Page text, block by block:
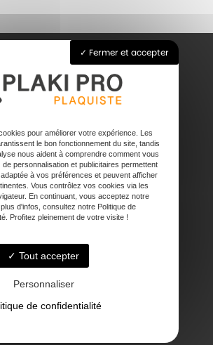
Accueil
Joints
Faux plafond
Contact
47000 Agen
Fermer et accepter
pour améliorer votre expérience. Les
le bon fonctionnement du site, tandis
nous aident à comprendre comment vous
personnalisation et publicitaires permettent
à vos préférences et peuvent afficher
Vous contrôlez vos cookies via les
En continuant, vous acceptez notre
d'infos, consultez notre Politique de
Profitez pleinement de votre visite !
Tout accepter
Personnaliser
de confidentialité